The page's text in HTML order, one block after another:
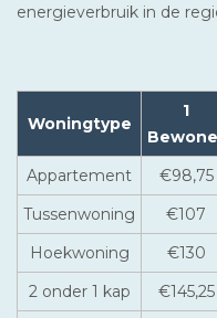
energieverbruik in de
Woningtype
1
Appartement
€98,75
Tussenwoning
€107
Hoekwoning
€130
2 onder 1 kap
€145,25